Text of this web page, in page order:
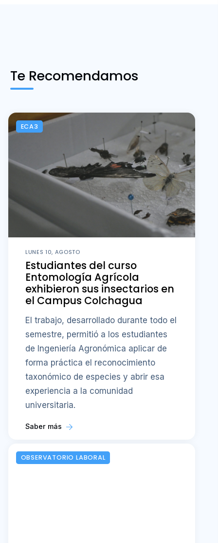
Te Recomendamos
ECA3
LUNES 10, AGOSTO
Estudiantes del curso
Entomología Agrícola
exhibieron sus insectarios en
el Campus Colchagua
El trabajo, desarrollado durante todo el
semestre, permitió a los estudiantes
de Ingeniería Agronómica aplicar de
forma práctica el reconocimiento
taxonómico de especies y abrir esa
experiencia a la comunidad
universitaria.
Saber más
OBSERVATORIO LABORAL